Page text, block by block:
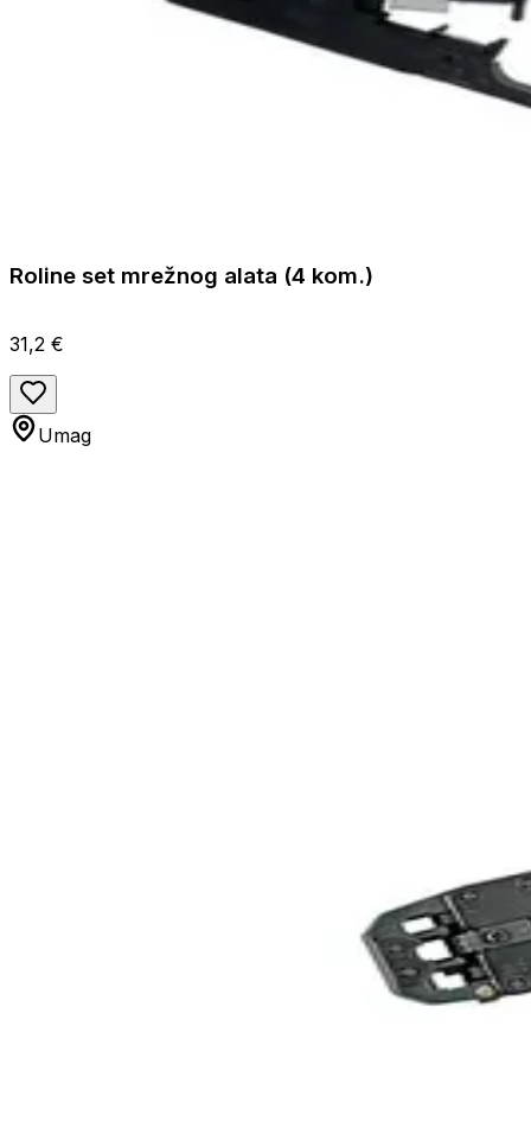
Roline set mrežnog alata (4 kom.)
31,2 €
Umag